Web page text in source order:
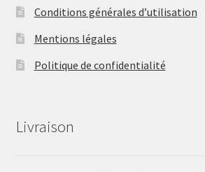
Conditions générales d’utilisation
Mentions légales
Politique de confidentialité
Livraison